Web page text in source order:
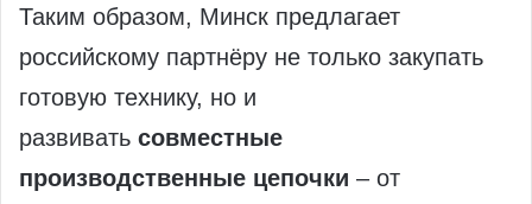
Таким образом, Минск предлагает
российскому партнёру не только закупать
готовую технику, но и
развивать совместные
производственные цепочки – от